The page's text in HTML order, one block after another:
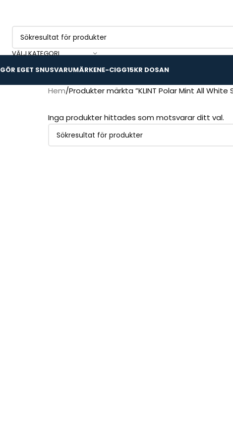
VÄLJ KATEGORI
GÖR EGET SNUSVARUMÄRKENE-CIGG15KR DOSAN
Hem Produkter märkta ”KLINT Polar Mint All White
Inga produkter hittades som motsvarar ditt val.